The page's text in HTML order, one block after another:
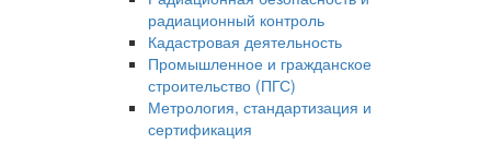
радиационный контроль
Кадастровая деятельность
Промышленное и гражданское
строительство (ПГС)
Метрология, стандартизация и
сертификация